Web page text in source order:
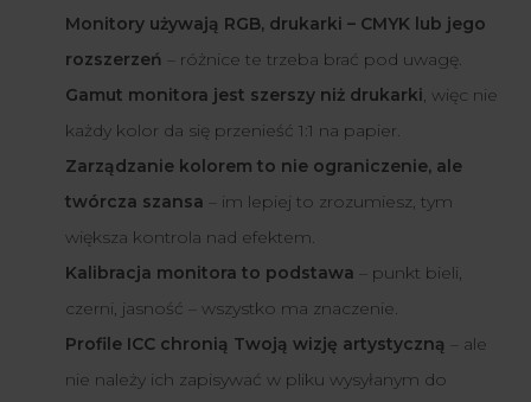
Monitory używają RGB, drukarki – CMYK lub jego
rozszerzeń – różnice te trzeba brać pod uwagę.
Gamut monitora jest szerszy niż drukarki, więc nie
każdy kolor da się przenieść 1:1 na papier.
Zarządzanie kolorem to nie ograniczenie, ale
twórcza szansa – im lepiej to zrozumiesz, tym
większa kontrola nad efektem.
Kalibracja monitora to podstawa – punkt bieli,
czerni, jasność – wszystko ma znaczenie.
Profile ICC chronią Twoją wizję artystyczną
– ale
nie należy ich zapisywać w pliku wysyłanym do